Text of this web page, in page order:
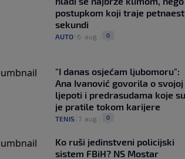
postupkom koji traje petnaest
sekundi
AUTO| 6. aug. 0
"I danas osjećam ljubomoru":
Ana Ivanović govorila o svojoj
ljepoti i predrasudama koje su
je pratile tokom karijere
TENIS| 7. aug. 0
Ko ruši jedinstveni policijski
sistem FBiH? NS Mostar